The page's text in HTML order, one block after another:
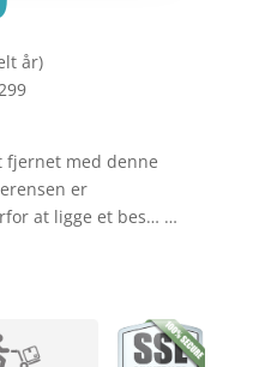
år)
fjernet med denne
er
at ligge et bes… …